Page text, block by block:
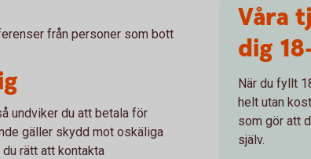
från personer som bott
undviker du att betala för
gäller skydd mot oskäliga
du rätt att kontakta
Våra
dig
När du fyllt
helt utan
som gör att
själv.